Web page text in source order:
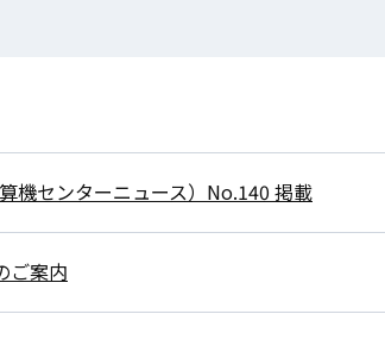
機センターニュース）No.140 掲載
ご案内